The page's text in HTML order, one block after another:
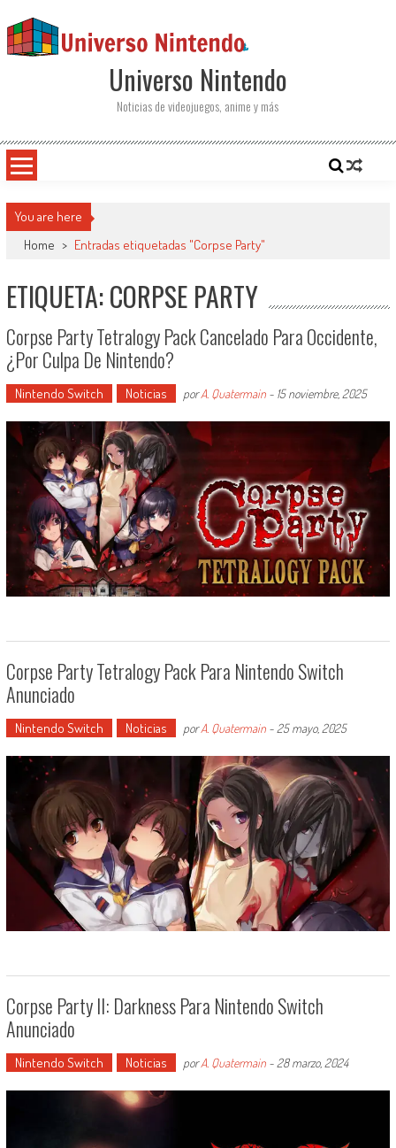
Universo Nintendo
Noticias de videojuegos, anime y más
You are here
Home > Entradas etiquetadas "Corpse Party"
ETIQUETA: CORPSE PARTY
Corpse Party Tetralogy Pack Cancelado Para Occidente,
¿por Culpa De Nintendo?
Nintendo Switch Noticias porA. Quatermain- 15 noviembre, 2025
Corpse Party Tetralogy Pack Para Nintendo Switch
Anunciado
Nintendo Switch Noticias porA. Quatermain- 25 mayo, 2025
Corpse Party II: Darkness Para Nintendo Switch
Anunciado
Nintendo Switch Noticias porA. Quatermain- 28 marzo, 2024